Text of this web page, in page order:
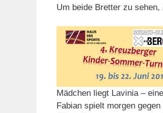
Um beide Bretter zu
Mädchen liegt Lavinia –
Fabian spielt morgen